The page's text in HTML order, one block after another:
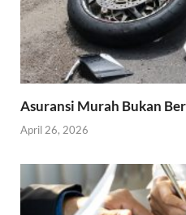
Asuransi Murah Bukan
April 26, 2026